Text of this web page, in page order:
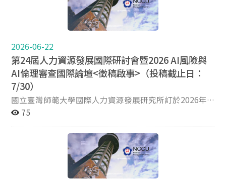
Eka Yulian 演講題目：Labor Policies for Female Workers
in Palm Oil Plantations: Addressing Occupational
Safety, Work Security, and Sexual Harassment
障與性騷擾風險之因應） （四）Prof. Dr. Stephanie Yu-
Ching Chen 演講題目：From Marginalization to Co-
Flourishing: An Intergenerational Living Lab in a
Taiwanese Rural Community（從邊緣化到共榮：臺灣農
村社區中的跨世代生活實驗室） 六、報名網址：
https://docs.google.com/forms/d/e/1FAIpQLSdE-
6cl0z2NH-
_hbcmR5eaB033PqvZuTFNJI_9B8DqdfpVOxw/viewfor
生踴躍報名參加。
Prevention」，聚焦人工智慧於事故預防、實驗室安全管
理、安全教育及職業安全衛生等相關議題之應用與發展。
本次會議採摘要審查，摘要以100字為限；審查通過者，
含人工智慧事故預防、實驗室安全管理、安全教育、職業
安全衛生、事故調查、廢棄物處理及其他相關議題。 一、
研討會日期：2026年11月19日（星期四）至11月20日
（星期五） 二、研討會地點：中國文化大學陽明山校本部
三、摘要投稿截止日期：2026年7月15日 四、研討會官
網：https://acsel2026.pccu.edu.tw/acsel/ 五、主辦單
位：中國文化大學、社團法人台灣職業安全學會 六、摘要
投稿網址：
https://acsel2026.pccu.edu.tw/acsel/Submit 七、聯絡
信箱：acsel2026@office.pccu.edu.tw 歡迎本所師生踴躍
投稿及報名參加。
2026-06-22
第24屆人力資源發展國際研討會暨2026 AI風險與
AI倫理審查國際論壇<徵稿啟事>（投稿截止日：
7/30）
國立臺灣師範大學國際人力資源發展研究所訂於2026年
11月11日（星期三）至11月12日（星期四）辦理「第24
際論壇」，歡迎本所師生踴躍投稿及報名參加。 本研討會
以「永續未來：負責任AI與勞動力轉型」為主題，旨在匯
集學術界與實務界專家學者，針對負責任AI、AI風險與倫
理、人力資源發展及勞動力轉型等議題進行交流與對話。
一、主辦單位：國立臺灣師範大學國際人力資源發展研究
75